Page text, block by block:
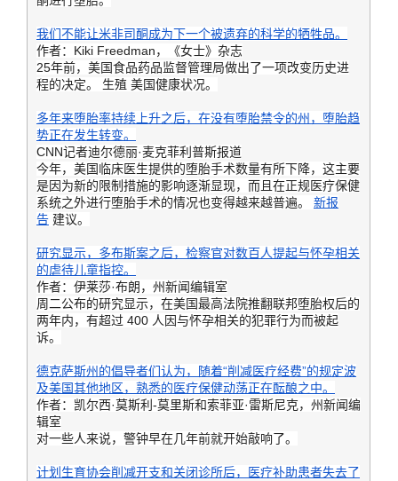
我们不能让米非司酮成为下一个被遗弃的科学的牺牲品。
作者：Kiki Freedman，《女士》杂志
25年前，美国食品药品监督管理局做出了一项改变历史进
程的决定。 生殖 美国健康状况。
多年来堕胎率持续上升之后，在没有堕胎禁令的州，堕胎趋
势正在发生转变。
CNN记者迪尔德丽·麦克菲利普斯报道
今年，美国临床医生提供的堕胎手术数量有所下降，这主要
是因为新的限制措施的影响逐渐显现，而且在正规医疗保健
系统之外进行堕胎手术的情况也变得越来越普遍。 新报
告 建议。
研究显示，多布斯案之后，检察官对数百人提起与怀孕相关
的虐待儿童指控。
作者：伊莱莎·布朗，州新闻编辑室
周二公布的研究显示，在美国最高法院推翻联邦堕胎权后的
两年内，有超过 400 人因与怀孕相关的犯罪行为而被起
诉。
德克萨斯州的倡导者们认为，随着“削减医疗经费”的规定波
及美国其他地区，熟悉的医疗保健动荡正在酝酿之中。
作者：凯尔西·莫斯利-莫里斯和索菲亚·雷斯尼克，州新闻编
辑室
对一些人来说，警钟早在几年前就开始敲响了。
计划生育协会削减开支和关闭诊所后，医疗补助患者失去了